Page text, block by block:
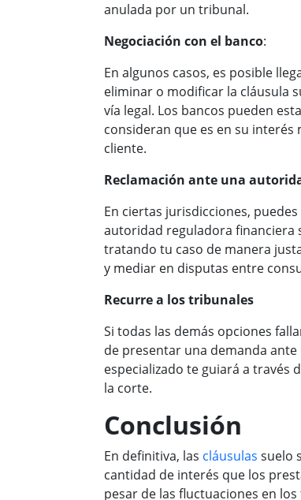
anulada por un tribunal.
Negociación con el banco:
En algunos casos, es posible
eliminar o modificar la cláusula
vía legal. Los bancos pueden
consideran que es en su
cliente.
Reclamación ante una
En ciertas jurisdicciones,
autoridad reguladora financiera
tratando tu caso de manera
y mediar en disputas entre
Recurre a los tribunales
Si todas las demás opciones
de presentar una demanda
especializado te guiará a través
la corte.
Conclusión
En definitiva, las cláusulas suelo
cantidad de interés que los
pesar de las fluctuaciones en